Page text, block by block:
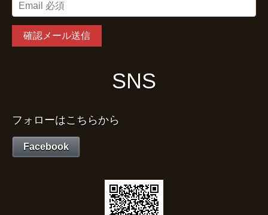
SNS
フォローはこちらから
Facebook